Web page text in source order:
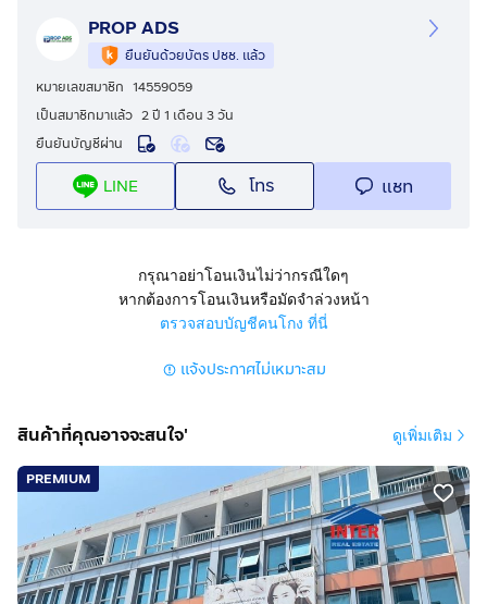
***ยินดีรับนายหน้า / Agent***
รายละเอียด :
- อาคารพาณิชย์ 3 คูหา สูง 5.5 ชั้น (ไม่รวมดาดฟ้า)
- ห้องโถงขนาดใหญ่ 5–10 ห้อง
- 1 ห้องครัว
- 1 ห้องล็อคเกอร์
- ไอคอนสยาม
- SkyFlyers
- Jurassic World : The Experience Bangkok
- The River Lawn
- มหาวิทยาลัยเทคโนโลยีราชมงคลกรุงเทพ (พระนครใต้)
- มหาวิทยาลัยเทคโนโลยีพระจอมเกล้าธนบุรี
PROP ADS
ยืนยันด้วยบัตร ปชช. แล้ว
หมายเลขสมาชิก 14559059
เป็นสมาชิกมาแล้ว 2 ปี 1 เดือน 3 วัน
ยืนยันบัญชีผ่าน
LINE โทร แชท
กรุณาอย่าโอนเงินไม่ว่ากรณีใดๆ
หากต้องการโอนเงินหรือมัดจำล่วงหน้า
ตรวจสอบบัญชีคนโกง ที่นี่
แจ้งประกาศไม่เหมาะสม
สินค้าที่คุณอาจจะสนใจ' ดูเพิ่มเติม
PREMIUM